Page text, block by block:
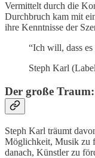
Vermittelt durch die
Durchbruch kam mit
ihre Kenntnisse der
“Ich will, dass
Steph Karl
Der große
Steph Karl träumt
Möglichkeit, Musik zu
danach, Künstler zu